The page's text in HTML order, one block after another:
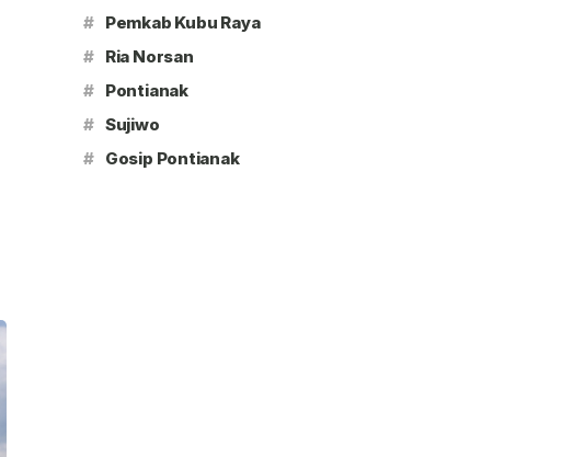
# Pemkab Kubu Raya
# Ria Norsan
# Pontianak
# Sujiwo
# Gosip Pontianak